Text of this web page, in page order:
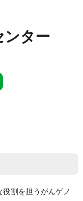
ンター
割を担うがんゲノ